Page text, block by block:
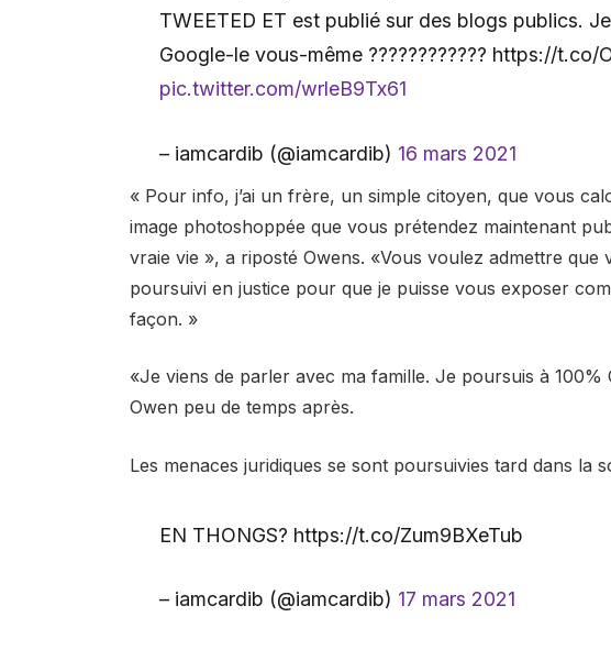
TWEETED ET est publié sur des blogs publics.
Google-le vous-même ???????????? https://t.co/
pic.twitter.com/wrleB9Tx61
– iamcardib (@iamcardib) 16 mars 2021
« Pour info, j’ai un frère, un simple citoyen, que vous
image photoshoppée que vous prétendez maintenant
vraie vie », a riposté Owens. «Vous voulez admettre
poursuivi en justice pour que je puisse vous exposer
façon. »
«Je viens de parler avec ma famille. Je poursuis à
Owen peu de temps après.
Les menaces juridiques se sont poursuivies tard dans la
EN THONGS? https://t.co/Zum9BXeTub
– iamcardib (@iamcardib) 17 mars 2021